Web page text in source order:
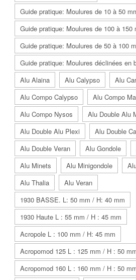
Guide pratique: Moulures de 10 à 50
Guide pratique: Moulures de 100 à 150
Guide pratique: Moulures de 50 à 100
Guide pratique: Moulures déclinées en
Alu Alaina
Alu Calypso
Alu
Alu Compo Calypso
Alu Compo
Alu Compo Nysos
Alu Double Alu
Alu Double Alu Plexi
Alu Double
Alu Double Veran
Alu Gondole
Alu Minets
Alu Minigondole
Alu Thalia
Alu Veran
1930 BASSE. L: 50 mm / H: 40 mm
1930 Haute L : 55 mm / H : 45 mm
Acropole L : 100 mm / H: 45 mm
Acropomod 125 L : 125 mm / H : 50
Acropomod 160 L : 160 mm / H : 50